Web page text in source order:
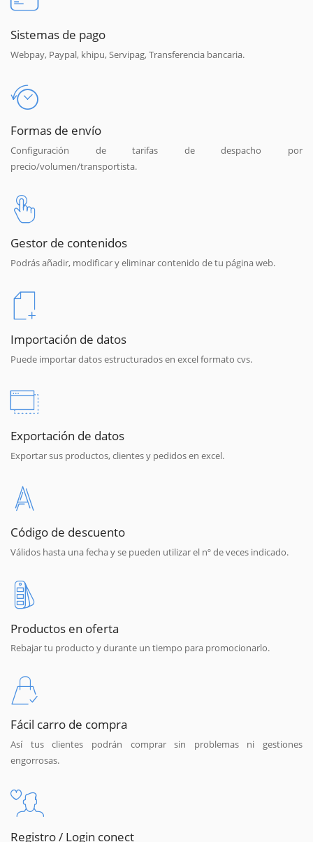
Sistemas de pago
Webpay, Paypal, khipu, Servipag, Transferencia bancaria.
Formas de envío
Configuración de tarifas de despacho por
precio/volumen/transportista.
Gestor de contenidos
Podrás añadir, modificar y eliminar contenido de tu página web.
Importación de datos
Puede importar datos estructurados en excel formato cvs.
Exportación de datos
Exportar sus productos, clientes y pedidos en excel.
Código de descuento
Válidos hasta una fecha y se pueden utilizar el nº de veces indicado.
Productos en oferta
Rebajar tu producto y durante un tiempo para promocionarlo.
Fácil carro de compra
Así tus clientes podrán comprar sin problemas ni gestiones
engorrosas.
Registro / Login conect